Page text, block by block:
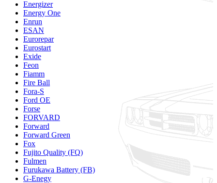
Energizer
Energy One
Enrun
ESAN
Eurorepar
Eurostart
Exide
Feon
Fiamm
Fire Ball
Fora-S
Ford OE
Forse
FORVARD
Forward
Forward Green
Fox
Fujito Quality (FQ)
Fulmen
Furukawa Battery (FB)
G-Enegy